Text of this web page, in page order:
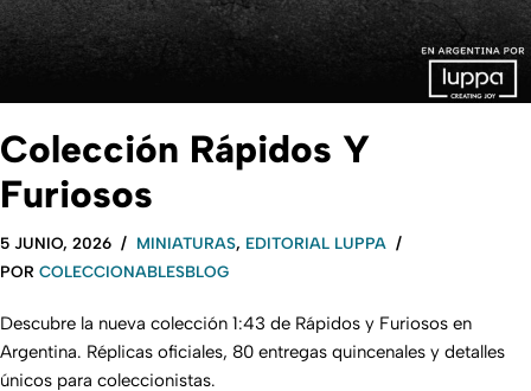
Colección Rápidos Y
Furiosos
5 JUNIO, 2026 MINIATURAS, EDITORIAL LUPPA
POR COLECCIONABLESBLOG
Descubre la nueva colección 1:43 de Rápidos y Furiosos en
Argentina. Réplicas oficiales, 80 entregas quincenales y detalles
únicos para coleccionistas.